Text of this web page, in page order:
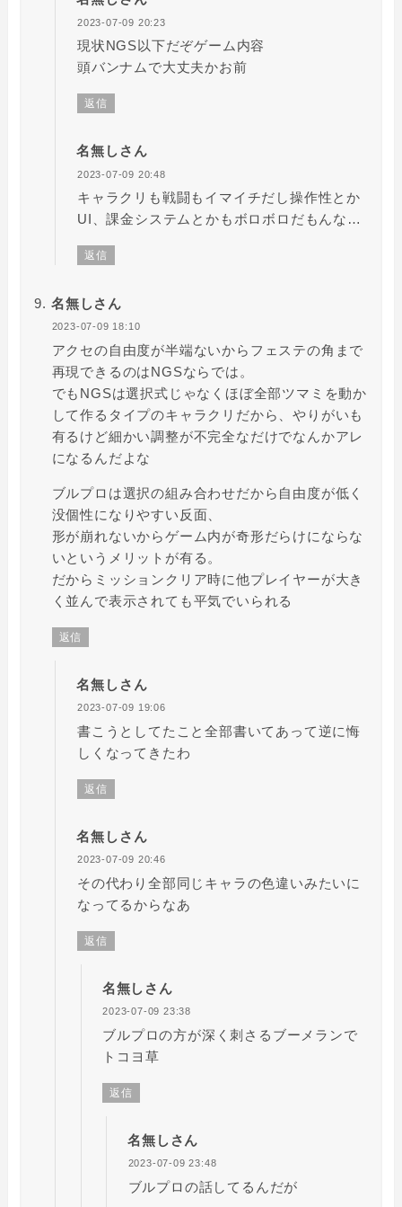
2023-07-09 20:23
現状NGS以下だぞゲーム内容
頭バンナムで大丈夫かお前
返信
名無しさん
2023-07-09 20:48
キャラクリも戦闘もイマイチだし操作性とか
UI、課金システムとかもボロボロだもんな…
返信
名無しさん
2023-07-09 18:10
アクセの自由度が半端ないからフェステの角まで
再現できるのはNGSならでは。
でもNGSは選択式じゃなくほぼ全部ツマミを動か
して作るタイプのキャラクリだから、やりがいも
有るけど細かい調整が不完全なだけでなんかアレ
になるんだよな
ブルプロは選択の組み合わせだから自由度が低く
没個性になりやすい反面、
形が崩れないからゲーム内が奇形だらけにならな
いというメリットが有る。
だからミッションクリア時に他プレイヤーが大き
く並んで表示されても平気でいられる
返信
名無しさん
2023-07-09 19:06
書こうとしてたこと全部書いてあって逆に悔
しくなってきたわ
返信
名無しさん
2023-07-09 20:46
その代わり全部同じキャラの色違いみたいに
なってるからなあ
返信
名無しさん
2023-07-09 23:38
ブルプロの方が深く刺さるブーメランで
トコヨ草
返信
名無しさん
2023-07-09 23:48
ブルプロの話してるんだが